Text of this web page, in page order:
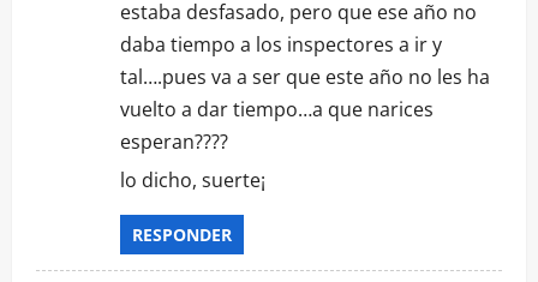
estaba desfasado, pero que ese año no
daba tiempo a los inspectores a ir y
tal….pues va a ser que este año no les ha
vuelto a dar tiempo…a que narices
esperan????
lo dicho, suerte¡
RESPONDER